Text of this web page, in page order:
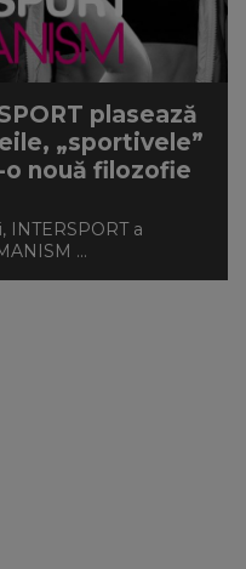
plasează
„sportivele”
nouă filozofie
INTERSPORT a
...